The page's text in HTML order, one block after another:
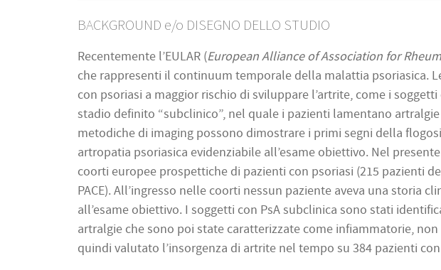
BACKGROUND e/o DISEGNO DELLO STUDIO
Recentemente l’EULAR (European Alliance of Association for
che rappresenti il continuum temporale della malattia psoriasica.
con psoriasi a maggior rischio di sviluppare l’artrite, come i
stadio definito “subclinico”, nel quale i pazienti lamentano
metodiche di imaging possono dimostrare i primi segni della
artropatia psoriasica evidenziabile all’esame obiettivo. Nel
coorti europee prospettiche di pazienti con psoriasi (215 pazienti
PACE). All’ingresso nelle coorti nessun paziente aveva una storia
all’esame obiettivo. I soggetti con PsA subclinica sono stati
artralgie che sono poi state caratterizzate come infiammatorie,
quindi valutato l’insorgenza di artrite nel tempo su 384 pazienti